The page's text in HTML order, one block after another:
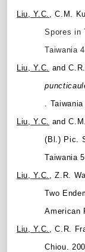
Liu, Y.C. , C.M.
Spores in
Taiwania
Liu, Y.C.
and
.
Liu, Y.C.
and
(Bl.) Pic.
Taiwania
Liu, Y.C.
, Z.R.
Two
American
Liu, Y.C.
, C.R.
Chiou.